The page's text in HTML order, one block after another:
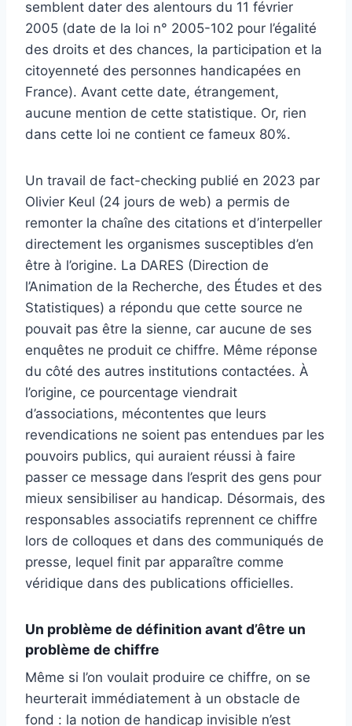
semblent dater des alentours du 11 février
2005 (date de la loi n° 2005-102 pour l’égalité
des droits et des chances, la participation et la
citoyenneté des personnes handicapées en
France). Avant cette date, étrangement,
aucune mention de cette statistique. Or, rien
dans cette loi ne contient ce fameux 80%.
Un travail de fact-checking publié en 2023 par
Olivier Keul (24 jours de web) a permis de
remonter la chaîne des citations et d’interpeller
directement les organismes susceptibles d’en
être à l’origine. La DARES (Direction de
l’Animation de la Recherche, des Études et des
Statistiques) a répondu que cette source ne
pouvait pas être la sienne, car aucune de ses
enquêtes ne produit ce chiffre. Même réponse
du côté des autres institutions contactées. À
l’origine, ce pourcentage viendrait
d’associations, mécontentes que leurs
revendications ne soient pas entendues par les
pouvoirs publics, qui auraient réussi à faire
passer ce message dans l’esprit des gens pour
mieux sensibiliser au handicap. Désormais, des
responsables associatifs reprennent ce chiffre
lors de colloques et dans des communiqués de
presse, lequel finit par apparaître comme
véridique dans des publications officielles.
Un problème de définition avant d’être un
problème de chiffre
Même si l’on voulait produire ce chiffre, on se
heurterait immédiatement à un obstacle de
fond : la notion de handicap invisible n’est